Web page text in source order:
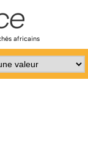
africains